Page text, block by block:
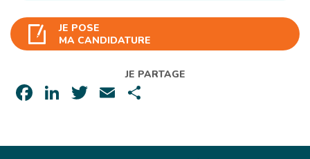
JE POSE
MA CANDIDATURE
JE PARTAGE
Facebook
LinkedIn
Twitter
Email